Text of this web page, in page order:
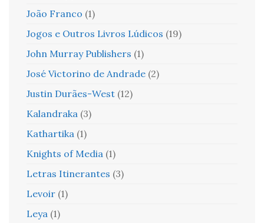
João Franco (1)
Jogos e Outros Livros Lúdicos (19)
John Murray Publishers (1)
José Victorino de Andrade (2)
Justin Durães-West (12)
Kalandraka (3)
Kathartika (1)
Knights of Media (1)
Letras Itinerantes (3)
Levoir (1)
Leya (1)